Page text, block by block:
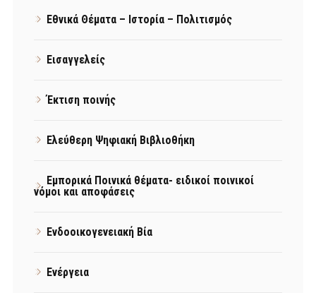
Εθνικά Θέματα – Ιστορία – Πολιτισμός
Εισαγγελείς
Έκτιση ποινής
Ελεύθερη Ψηφιακή Βιβλιοθήκη
Εμπορικά Ποινικά θέματα- ειδικοί ποινικοί
νόμοι και αποφάσεις
Ενδοοικογενειακή Βία
Ενέργεια